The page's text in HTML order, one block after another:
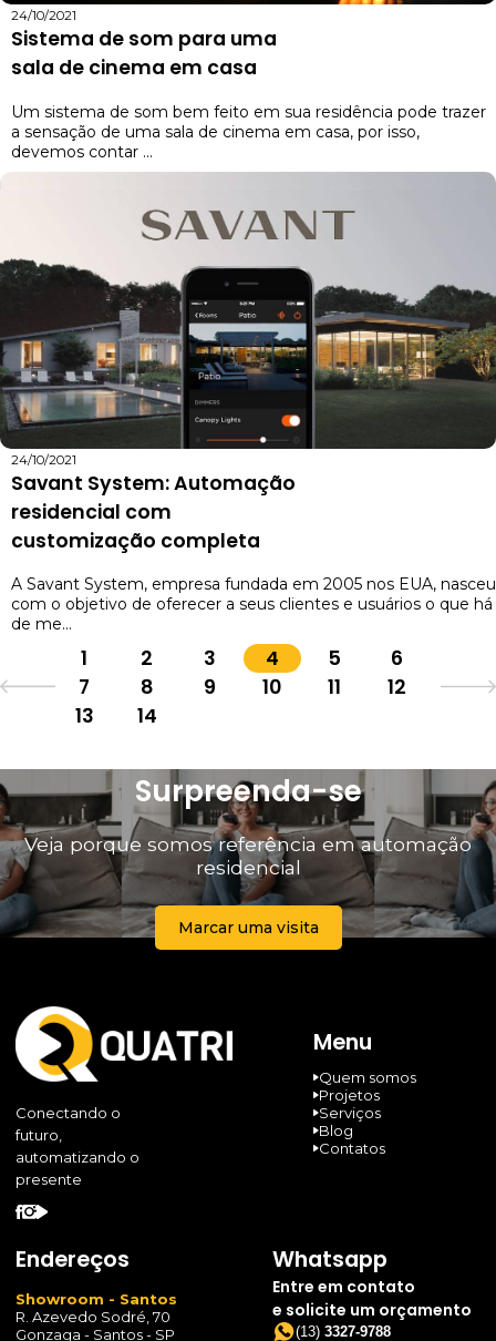
24/10/2021
Sistema de som para uma
sala de cinema em casa
Um sistema de som bem feito em sua residência pode trazer
a sensação de uma sala de cinema em casa, por isso,
devemos contar ...
24/10/2021
Savant System: Automação
residencial com
customização completa
A Savant System, empresa fundada em 2005 nos EUA, nasceu
com o objetivo de oferecer a seus clientes e usuários o que há
de me...
1 2 3 4 5
6
7
8 9 10 11
12
13
14
Surpreenda-se
Veja porque somos referência em automação
residencial
Marcar uma visita
Conectando o
futuro,
automatizando o
presente
Menu
Quem somos
Projetos
Serviços
Blog
Contatos
Endereços
Showroom - Santos
R. Azevedo Sodré, 70
Gonzaga - Santos - SP
Whatsapp
Entre em contato
e solicite um orçamento
(13) 3327-9788